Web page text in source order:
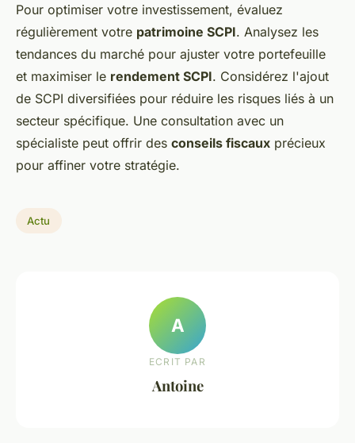
Pour optimiser votre investissement, évaluez
régulièrement votre patrimoine SCPI. Analysez les
tendances du marché pour ajuster votre portefeuille
et maximiser le rendement SCPI. Considérez l'ajout
de SCPI diversifiées pour réduire les risques liés à un
secteur spécifique. Une consultation avec un
spécialiste peut offrir des conseils fiscaux précieux
pour affiner votre stratégie.
Actu
A
ECRIT PAR
Antoine